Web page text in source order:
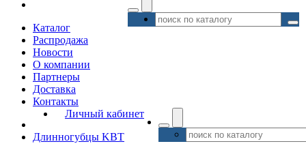
Каталог
Распродажа
Новости
О компании
Партнеры
Доставка
Контакты
Личный кабинет
Длинногубцы KBT